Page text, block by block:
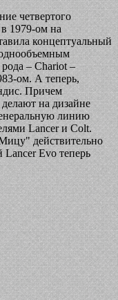
четвертого
1979-ом на
концептуальный
– Chariot –
ом. А теперь,
Причем
на дизайне
линию
Lancer и Colt.
действительно
Evo теперь